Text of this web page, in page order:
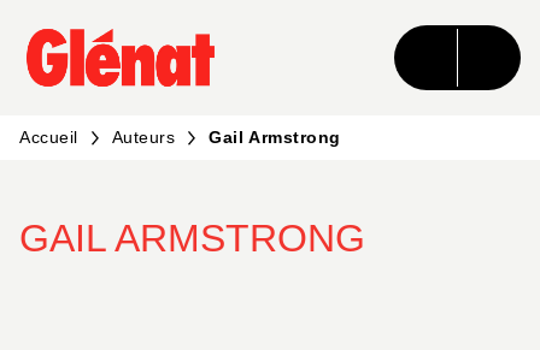
MENU RECHERCHE CONTENU
PIED DE PAGE
Accueil Auteurs Gail Armstrong
GAIL ARMSTRONG